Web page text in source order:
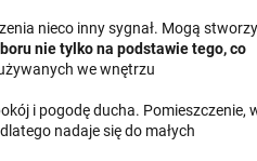
nieco inny sygnał. Mogą
nie tylko na podstawie tego, co
we wnętrzu
i pogodę ducha. Pomieszczenie,
nadaje się do małych